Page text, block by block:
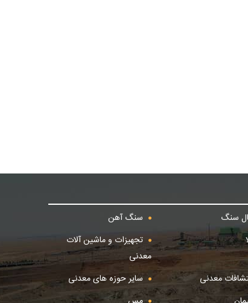
سنگ
سنگ آهن
تجهیزات و ماشین آلات
معدنی
معدنی
سایر حوزه های معدنی